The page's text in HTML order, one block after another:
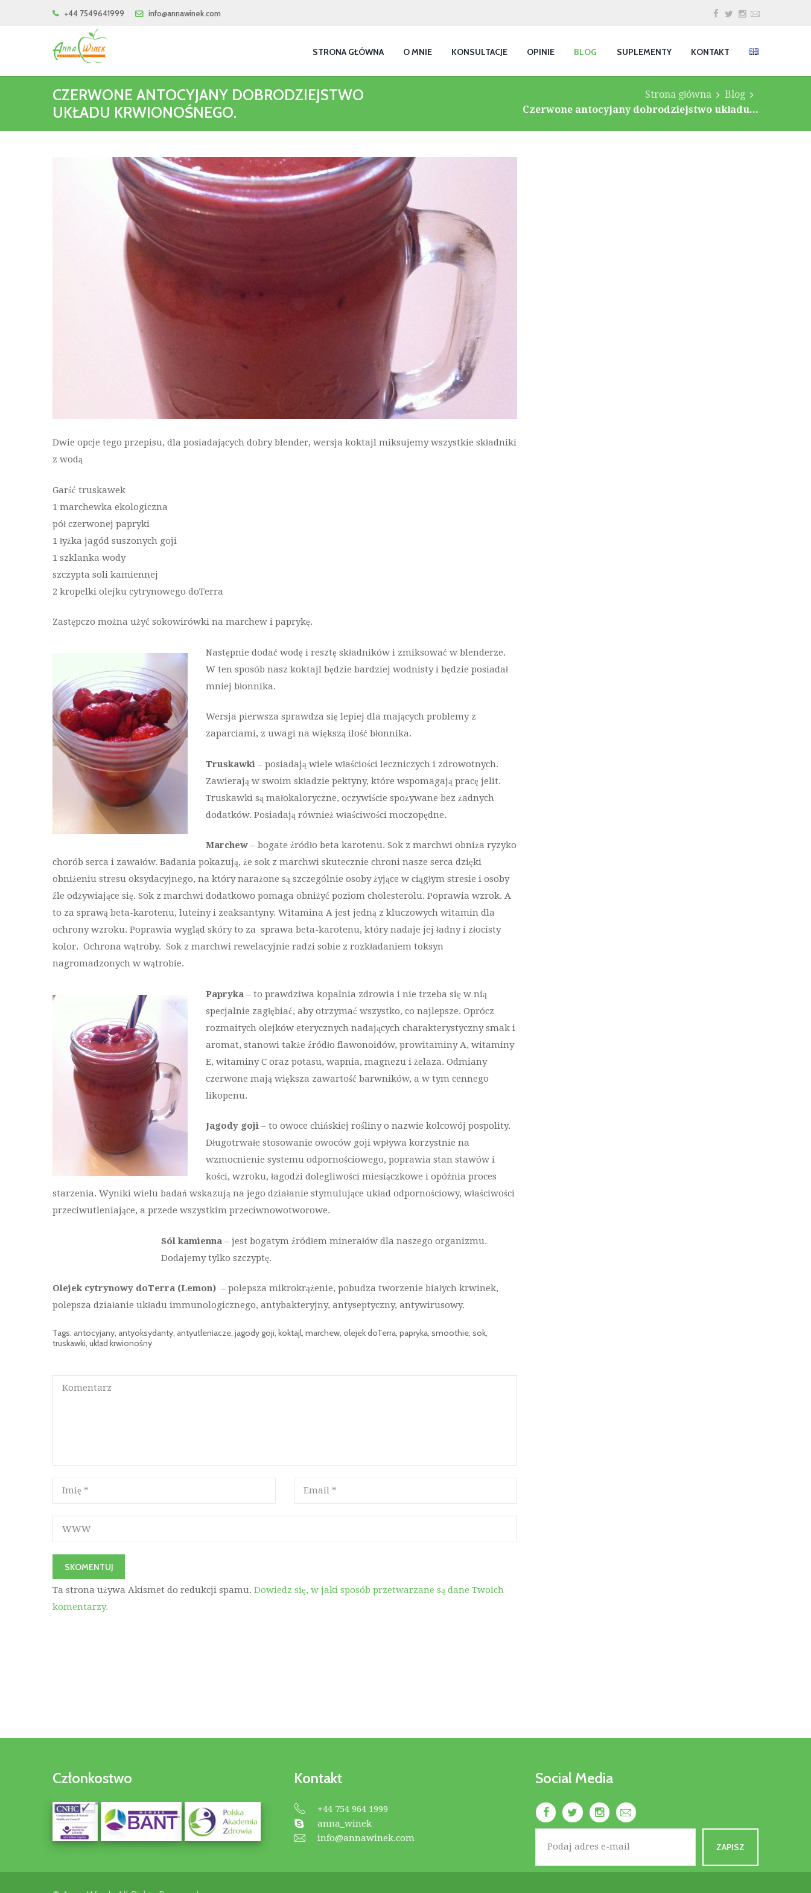
+44 7549641999 info@annawinek.com
STRONA GŁÓWNA O MNIE KONSULTACJE OPINIE BLOG SUPLEMENTY KONTAKT
CZERWONE ANTOCYJANY DOBRODZIEJSTWO
UKŁADU KRWIONOŚNEGO.
Strona główna
Blog
Czerwone antocyjany dobrodziejstwo układu...
Dwie opcje tego przepisu, dla posiadających dobry blender, wersja koktajl miksujemy wszystkie składniki
z wodą
Garść truskawek
1 marchewka ekologiczna
pół czerwonej papryki
1 łyżka jagód suszonych goji
1 szklanka wody
szczypta soli kamiennej
2 kropelki olejku cytrynowego doTerra
Zastępczo można użyć sokowirówki na marchew i paprykę.
Następnie dodać wodę i resztę składników i zmiksować w blenderze.
W ten sposób nasz koktajl będzie bardziej wodnisty i będzie posiadał
mniej błonnika.
Wersja pierwsza sprawdza się lepiej dla mających problemy z
zaparciami, z uwagi na większą ilość błonnika.
Truskawki – posiadają wiele właściości leczniczych i zdrowotnych.
Zawierają w swoim składzie pektyny, które wspomagają pracę jelit.
Truskawki są małokaloryczne, oczywiście spożywane bez żadnych
dodatków. Posiadają również właściwości moczopędne.
Marchew – bogate źródło beta karotenu. Sok z marchwi obniża ryzyko
chorób serca i zawałów. Badania pokazują, że sok z marchwi skutecznie chroni nasze serca dzięki
obniżeniu stresu oksydacyjnego, na który narażone są szczególnie osoby żyjące w ciągłym stresie i osoby
źle odżywiające się. Sok z marchwi dodatkowo pomaga obniżyć poziom cholesterolu. Poprawia wzrok. A
to za sprawą beta-karotenu, luteiny i zeaksantyny. Witamina A jest jedną z kluczowych witamin dla
ochrony wzroku. Poprawia wygląd skóry to za sprawa beta-karotenu, który nadaje jej ładny i złocisty
kolor. Ochrona wątroby. Sok z marchwi rewelacyjnie radzi sobie z rozkładaniem toksyn
nagromadzonych w wątrobie.
Papryka – to prawdziwa kopalnia zdrowia i nie trzeba się w nią
specjalnie zagłębiać, aby otrzymać wszystko, co najlepsze. Oprócz
rozmaitych olejków eterycznych nadających charakterystyczny smak i
aromat, stanowi także źródło flawonoidów, prowitaminy A, witaminy
E, witaminy C oraz potasu, wapnia, magnezu i żelaza. Odmiany
czerwone mają większa zawartość barwników, a w tym cennego
likopenu.
Jagody goji – to owoce chińskiej rośliny o nazwie kolcowój pospolity.
Długotrwałe stosowanie owoców goji wpływa korzystnie na
wzmocnienie systemu odpornościowego, poprawia stan stawów i
kości, wzroku, łagodzi dolegliwości miesiączkowe i opóźnia proces
starzenia. Wyniki wielu badań wskazują na jego działanie stymulujące układ odpornościowy, właściwości
przeciwutleniające, a przede wszystkim przeciwnowotworowe.
Sól kamienna – jest bogatym źródłem minerałów dla naszego organizmu.
Dodajemy tylko szczyptę.
Olejek cytrynowy doTerra (Lemon) – polepsza mikrokrążenie, pobudza tworzenie białych krwinek,
polepsza działanie układu immunologicznego, antybakteryjny, antyseptyczny, antywirusowy.
Tags: antocyjany antyoksydanty antyutleniacze jagody goji koktajl marchew olejek doTerra papryka smoothie sok
truskawki układ krwionośny
Ta strona używa Akismet do redukcji spamu. Dowiedz się, w jaki sposób przetwarzane są dane Twoich
komentarzy.
Członkostwo Kontakt
+44 754 964 1999
anna_winek
info@annawinek.com
Social Media